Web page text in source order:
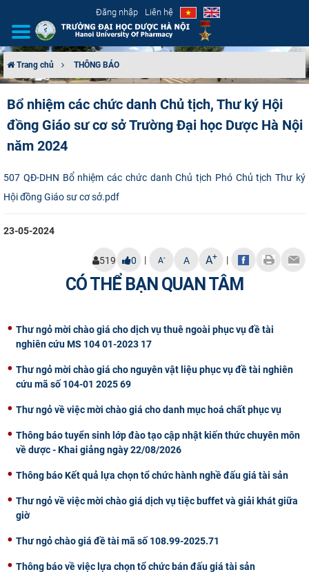
Đăng nhập Liên hệ
CƠ CẤU TỔ CHỨC
ĐÀO TẠO
ĐẢM BẢO CHẤT LƯỢNG
KHOA HỌC CÔNG NGHỆ
CỰU NGƯỜI HỌC
Trang chủ THÔNG BÁO
Bổ nhiệm các chức danh Chủ tịch, Thư ký Hội
đồng Giáo sư cơ sở Trường Đại học Dược Hà Nội
năm 2024
507 QĐ-DHN Bổ nhiệm các chức danh Chủ tịch Phó Chủ tịch Thư ký
Hội đồng Giáo sư cơ sở.pdf
23-05-2024
519 0 | A- A A+ |
CÓ THỂ BẠN QUAN TÂM
Thư ngỏ mời chào giá cho dịch vụ thuê ngoài phục vụ đề tài
nghiên cứu MS 104 01-2023 17
Thư ngỏ mời chào giá cho nguyên vật liệu phục vụ đề tài nghiên
cứu mã số 104-01 2025 69
Thư ngỏ về việc mời chào giá cho danh mục hoá chất phục vụ
Thông báo tuyển sinh lớp đào tạo cập nhật kiến thức chuyên môn
về dược - Khai giảng ngày 22/08/2026
Thông báo Kết quả lựa chọn tổ chức hành nghề đấu giá tài sản
Thư ngỏ về việc mời chào giá dịch vụ tiệc buffet và giải khát giữa
giờ
Thư ngỏ chào giá đề tài mã số 108.99-2025.71
Thông báo về việc lựa chọn tổ chức bán đấu giá tài sản